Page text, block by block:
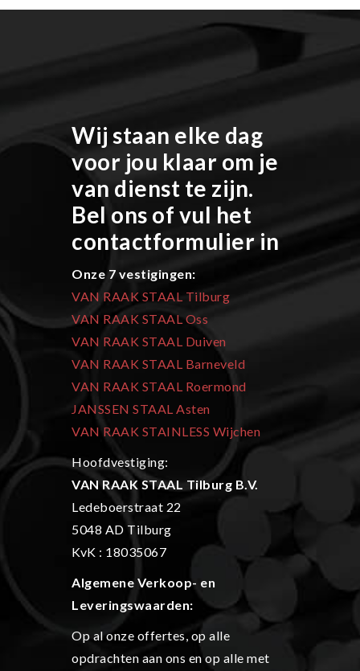
Wij staan elke dag
voor jou klaar om je
van dienst te zijn.
Bel ons of vul het
contactformulier in
Onze 7 vestigingen:
VAN RAAK STAAL Tilburg
VAN RAAK STAAL Oss
VAN RAAK STAAL Duiven
VAN RAAK STAAL Barneveld
VAN RAAK STAAL Roermond
JANSSEN STAAL Asten
VAN RAAK STAINLESS Wijchen
Hoofdvestiging:
VAN RAAK STAAL Tilburg B.V.
Ledeboerstraat 22
5048 AD Tilburg
KvK : 18035067
Algemene Verkoop- en
Leveringswaarden:
Op al onze offertes, op alle
opdrachten aan ons en op alle met